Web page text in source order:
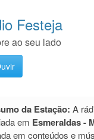
Festeja
ao seu lado
da Estação: A
em Esmeraldas -
em conteúdos e